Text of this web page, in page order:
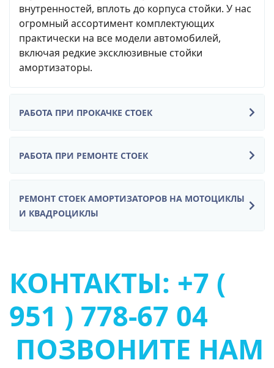
внутренностей, вплоть до корпуса стойки. У нас
огромный ассортимент комплектующих
практически на все модели автомобилей,
включая редкие эксклюзивные стойки
амортизаторы.
РАБОТА ПРИ ПРОКАЧКЕ СТОЕК
РАБОТА ПРИ РЕМОНТЕ СТОЕК
РЕМОНТ СТОЕК АМОРТИЗАТОРОВ НА МОТОЦИКЛЫ
И КВАДРОЦИКЛЫ
КОНТАКТЫ: +7 (
951 ) 778-67 04
ПОЗВОНИТЕ НАМ